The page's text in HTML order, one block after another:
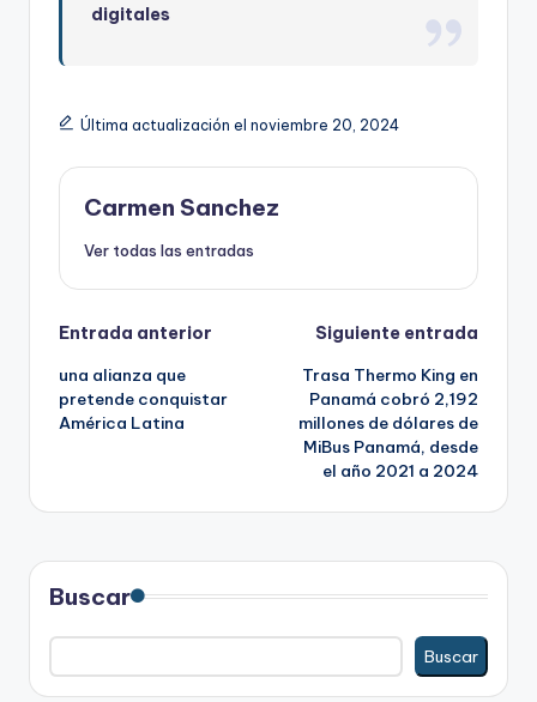
digitales
Última actualización el noviembre 20, 2024
Carmen Sanchez
Ver todas las entradas
Navegación
de
entradas
Entrada anterior
una alianza que
pretende conquistar
América Latina
Siguiente entrada
Trasa Thermo King en
Panamá cobró 2,192
millones de dólares de
MiBus Panamá, desde
el año 2021 a 2024
Buscar
Buscar